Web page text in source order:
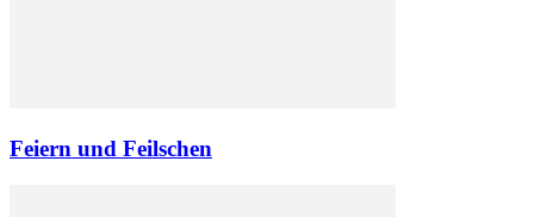
Feiern und Feilschen